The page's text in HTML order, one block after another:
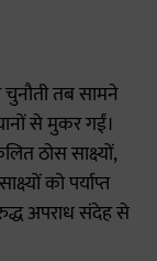
तब सामने
से मुकर गईं।
ठोस साक्ष्यों,
को पर्याप्त
अपराध संदेह से